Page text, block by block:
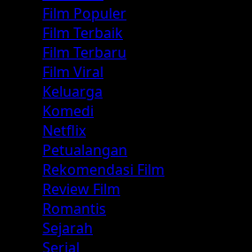
Film Populer
Film Terbaik
Film Terbaru
Film Viral
Keluarga
Komedi
Netflix
Petualangan
Rekomendasi Film
Review Film
Romantis
Sejarah
Serial